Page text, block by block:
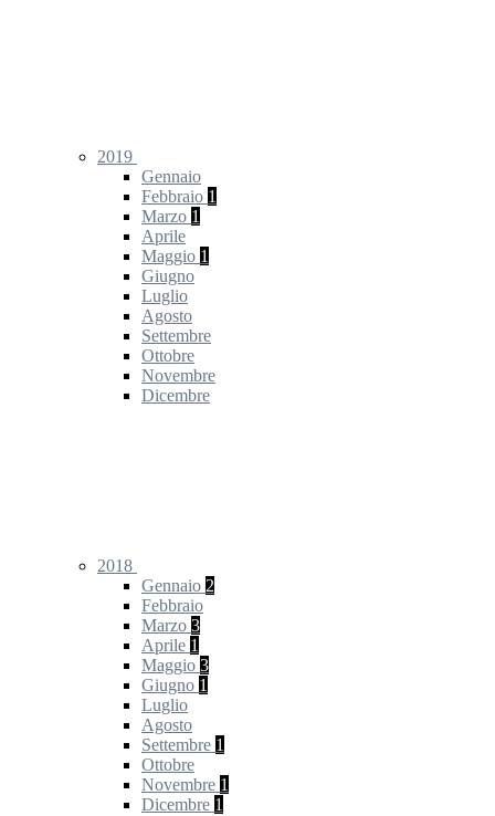
2019
Gennaio
Febbraio 1
Marzo 1
Aprile
Maggio 1
Giugno
Luglio
Agosto
Settembre
Ottobre
Novembre
Dicembre
2018
Gennaio 2
Febbraio
Marzo 3
Aprile 1
Maggio 3
Giugno 1
Luglio
Agosto
Settembre 1
Ottobre
Novembre 1
Dicembre 1